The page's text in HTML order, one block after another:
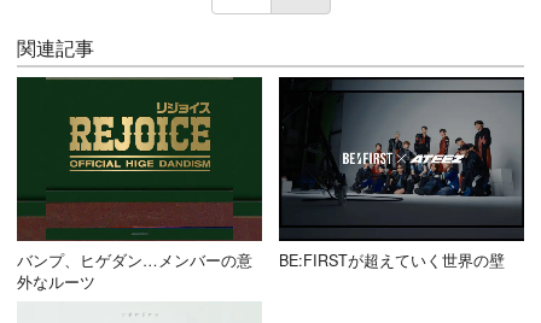
関連記事
バンプ、ヒゲダン…メンバーの意
外なルーツ
BE:FIRSTが超えていく世界の壁